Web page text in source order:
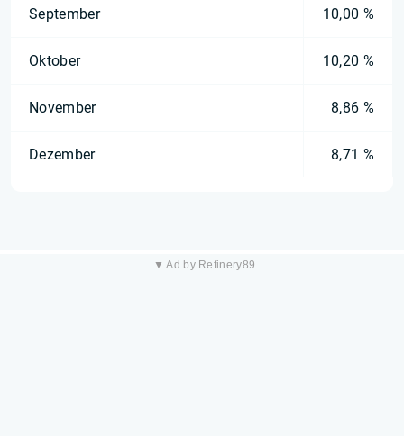
September 10,00 %
Oktober 10,20 %
November 8,86 %
Dezember 8,71 %
▼ Ad by Refinery89